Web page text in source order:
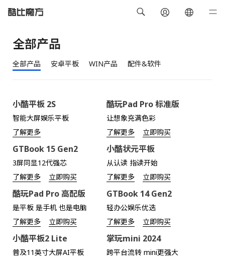
全部产品
全部产品 安卓平板 WIN产品 配件&软件
小酷平板 2S
智能大屏娱乐平板
了解更多
酷玩Pad Pro 标准版
让想象充满色彩
了解更多
立即购买
GTBook 15 Gen2
3屏同显12代强芯
了解更多
立即购买
小酷状元平板
从认读 指读开始
了解更多
立即购买
酷玩Pad Pro 高配版
是平板 是手机 也是电脑
了解更多
立即购买
GTBook 14 Gen2
轻办公娱乐优选
了解更多
立即购买
小酷平板2 Lite
普及11英寸大屏AI平板
掌玩mini 2024
跨平台流转 mini更强大